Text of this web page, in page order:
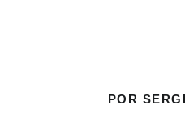
POR